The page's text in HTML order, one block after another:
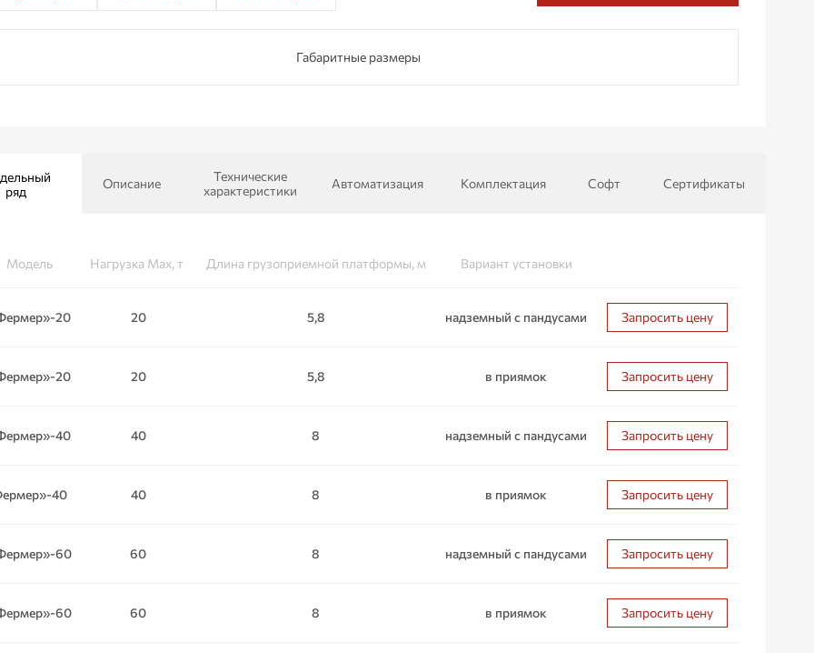
Габаритные размеры
ряд
Описание
Технические
характеристики
Автоматизация Комплектация Софт ​Сертификаты
Модель Нагрузка Мax, т Длина грузоприемной платформы, м Вариант установки
20 20 5,8 надземный с пандусами Запросить цену
20 20 5,8 в приямок Запросить цену
40 40 8 надземный с пандусами Запросить цену
40 40 8 в приямок Запросить цену
60 60 8 надземный с пандусами Запросить цену
60 60 8 в приямок Запросить цену